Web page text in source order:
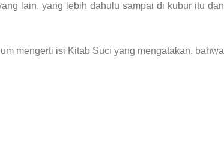
lain, yang lebih dahulu sampai di kubur itu dan
mengerti isi Kitab Suci yang mengatakan, bahwa